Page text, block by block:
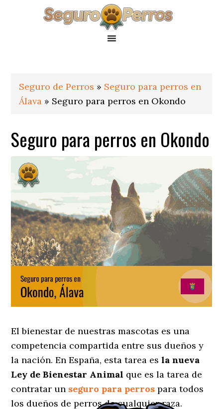
Seguro de Perros » Seguro para perros en
Álava » Seguro para perros en Okondo
Seguro para perros en Okondo
El bienestar de nuestras mascotas es una
competencia compartida entre sus dueños y
la nación. En España, esta tarea esla nueva
Ley de Bienestar Animal que es la tarea de
contratar un seguro para perros para todos
los dueños de perros de cualquier raza.